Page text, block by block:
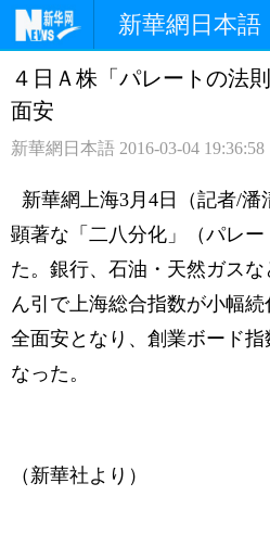
新華網日本語
ホームページ 政治
観光 評論
中日対訳
４日Ａ株「パレートの法
面安
新華網日本語 2016-03-04 19:36:58
新華網上海3月4日（記者/潘
顕著な「二八分化」（パレ
た。銀行、石油・天然ガス
ん引で上海総合指数が小幅
全面安となり、創業ボード
なった。
（新華社より）